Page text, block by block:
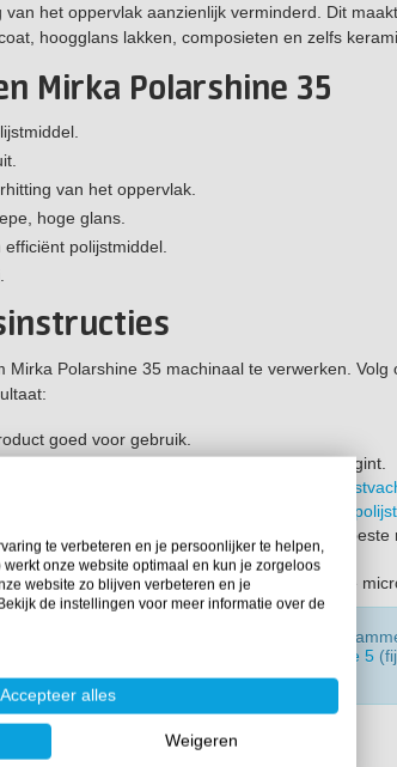
van het oppervlak aanzienlijk verminderd. Dit
hoogglans lakken, composieten en zelfs
Mirka Polarshine 35
van het oppervlak.
hoge glans.
polijstmiddel.
Mirka Polarshine 35 machinaal te verwerken.
goed voor gebruik.
volledig schoon en droog voordat je begint.
op 800 - 2000 rpm met een
roterende
een deel van ongeveer 40 x 40 cm voor het beste
de gewenste eindglans is bereikt.
na het polijsten schoon met een schone
werken met een polijstvacht kunnen er
Mirka Polarshine 5
te verbeteren en je persoonlijker te helpen,
onze website optimaal en kun je zorgeloos
website zo blijven verbeteren en je
de instellingen voor meer informatie over de
Accepteer alles
Weigeren